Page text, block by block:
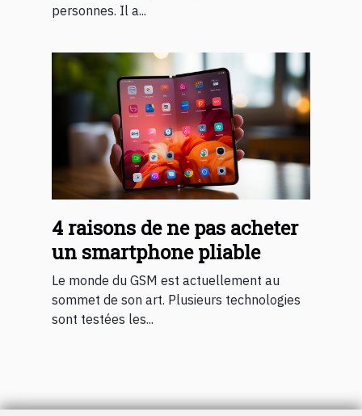
personnes. Il a...
4 raisons de ne pas acheter
un smartphone pliable
Le monde du GSM est actuellement au
sommet de son art. Plusieurs technologies
sont testées les...